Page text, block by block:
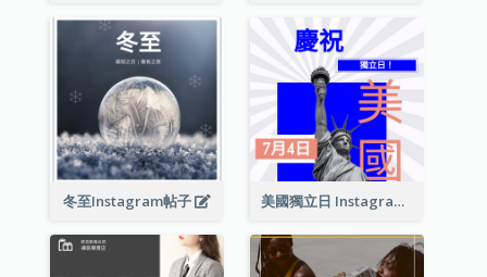
冬至Instagram帖子 美國獨立日 Instagram 帖子